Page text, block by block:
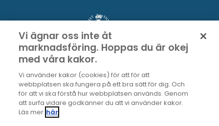
Vi ägnar oss inte åt
marknadsföring. Hoppas du är okej
med våra kakor.
Vi använder kakor (cookies) för att för att
webbplatsen ska fungera på ett bra sätt för dig. Och
för att vi ska förstå hur webbplatsen används. Genom
att surfa vidare godkänner du att vi använder kakor.
Läs mer här